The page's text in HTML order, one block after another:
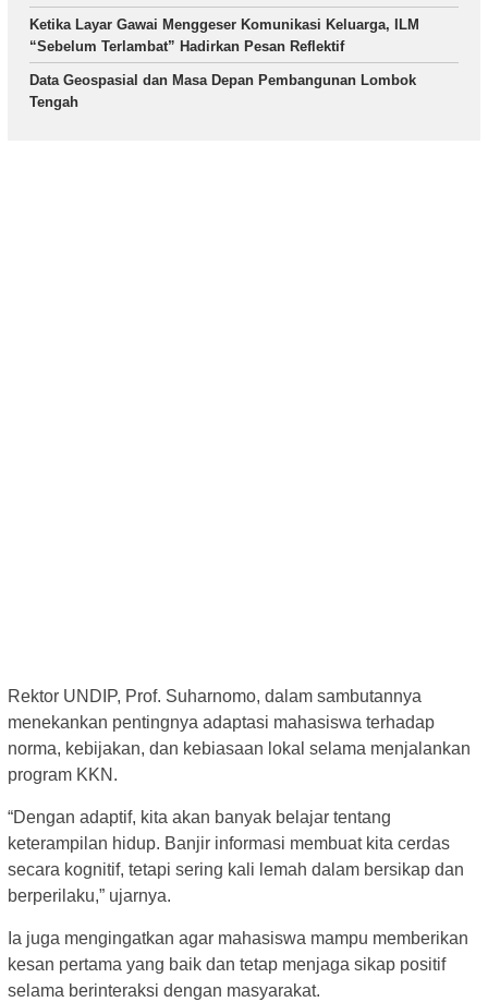
Ketika Layar Gawai Menggeser Komunikasi Keluarga, ILM
“Sebelum Terlambat” Hadirkan Pesan Reflektif
Data Geospasial dan Masa Depan Pembangunan Lombok
Tengah
Rektor UNDIP, Prof. Suharnomo, dalam sambutannya
menekankan pentingnya adaptasi mahasiswa terhadap
norma, kebijakan, dan kebiasaan lokal selama menjalankan
program KKN.
“Dengan adaptif, kita akan banyak belajar tentang
keterampilan hidup. Banjir informasi membuat kita cerdas
secara kognitif, tetapi sering kali lemah dalam bersikap dan
berperilaku,” ujarnya.
Ia juga mengingatkan agar mahasiswa mampu memberikan
kesan pertama yang baik dan tetap menjaga sikap positif
selama berinteraksi dengan masyarakat.